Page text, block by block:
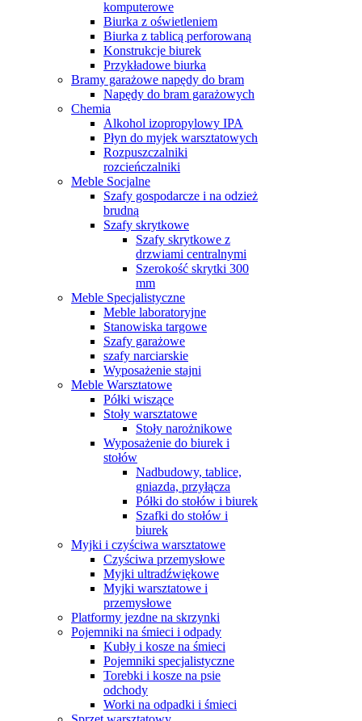
komputerowe
Biurka z oświetleniem
Biurka z tablicą perforowaną
Konstrukcje biurek
Przykładowe biurka
Bramy garażowe napędy do bram
Napędy do bram garażowych
Chemia
Alkohol izopropylowy IPA
Płyn do myjek warsztatowych
Rozpuszczalniki
rozcieńczalniki
Meble Socjalne
Szafy gospodarcze i na odzież
brudną
Szafy skrytkowe
Szafy skrytkowe z
drzwiami centralnymi
Szerokość skrytki 300
mm
Meble Specjalistyczne
Meble laboratoryjne
Stanowiska targowe
Szafy garażowe
szafy narciarskie
Wyposażenie stajni
Meble Warsztatowe
Półki wiszące
Stoły warsztatowe
Stoły narożnikowe
Wyposażenie do biurek i
stołów
Nadbudowy, tablice,
gniazda, przyłącza
Półki do stołów i biurek
Szafki do stołów i
biurek
Myjki i czyściwa warsztatowe
Czyściwa przemysłowe
Myjki ultradźwiękowe
Myjki warsztatowe i
przemysłowe
Platformy jezdne na skrzynki
Pojemniki na śmieci i odpady
Kubły i kosze na śmieci
Pojemniki specjalistyczne
Torebki i kosze na psie
odchody
Worki na odpadki i śmieci